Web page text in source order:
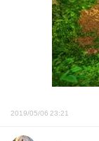
2019/05/06 23:21